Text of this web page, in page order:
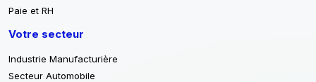
Paie et RH
Votre secteur
Industrie Manufacturière
Secteur Automobile